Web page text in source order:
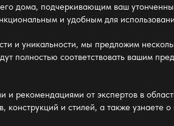
дома, подчеркивающим ваш
и удобным для
и уникальности, мы предложим
полностью соответствовать вашим
рекомендациями от экспертов в
и стилей, а также узнаете